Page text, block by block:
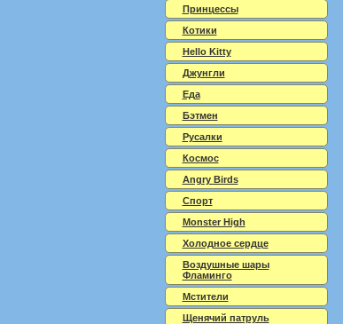
Принцессы
Котики
Hello Kitty
Джунгли
Еда
Бэтмен
Русалки
Космос
Angry Birds
Спорт
Monster High
Холодное сердце
Воздушные шары
Фламинго
Мстители
Щенячий патруль